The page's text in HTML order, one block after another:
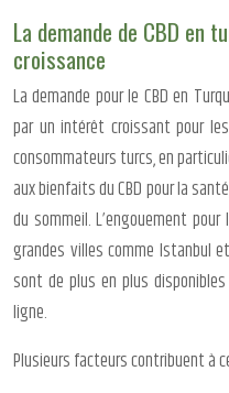
La demande de CBD en
croissance
La demande pour le CBD en
par un intérêt croissant pour
consommateurs turcs, en
aux bienfaits du CBD pour la
du sommeil. L’engouement
grandes villes comme Istanbul
sont de plus en plus
ligne.
Plusieurs facteurs contribuent à